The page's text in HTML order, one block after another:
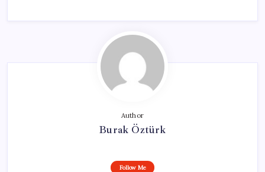
Author
Burak Öztürk
Follow Me